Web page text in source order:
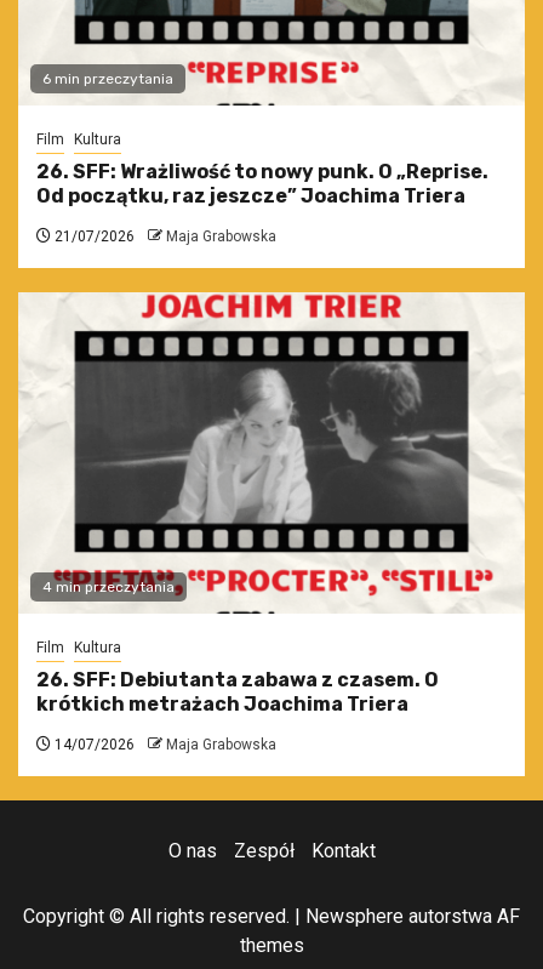
6 min przeczytania
Film Kultura
26. SFF: Wrażliwość to nowy punk. O „Reprise.
Od początku, raz jeszcze” Joachima Triera
21/07/2026 Maja Grabowska
4 min przeczytania
Film Kultura
26. SFF: Debiutanta zabawa z czasem. O
krótkich metrażach Joachima Triera
14/07/2026 Maja Grabowska
O nas Zespół Kontakt
Copyright © All rights reserved. Newsphere autorstwa AF
themes